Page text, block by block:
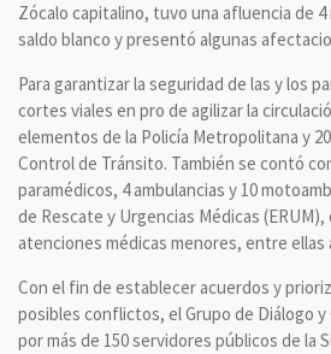
Zócalo capitalino, tuvo una afluencia de
saldo blanco y presentó algunas
Para garantizar la seguridad de las y los
cortes viales en pro de agilizar la
elementos de la Policía Metropolitana y
Control de Tránsito. También se contó
paramédicos, 4 ambulancias y 10
de Rescate y Urgencias Médicas
atenciones médicas menores, entre ellas
Con el fin de establecer acuerdos y
posibles conflictos, el Grupo de Diálogo
por más de 150 servidores públicos de la